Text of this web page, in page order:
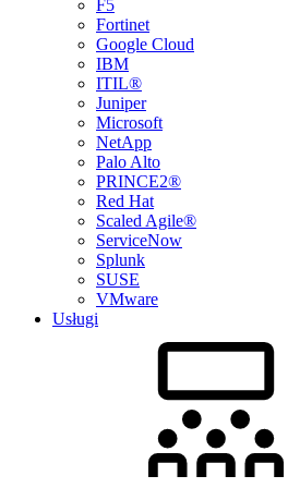
F5
Fortinet
Google Cloud
IBM
ITIL®
Juniper
Microsoft
NetApp
Palo Alto
PRINCE2®
Red Hat
Scaled Agile®
ServiceNow
Splunk
SUSE
VMware
Usługi